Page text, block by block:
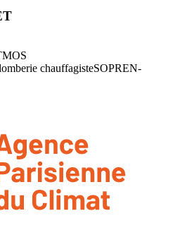
chauffagisteSOPREN-